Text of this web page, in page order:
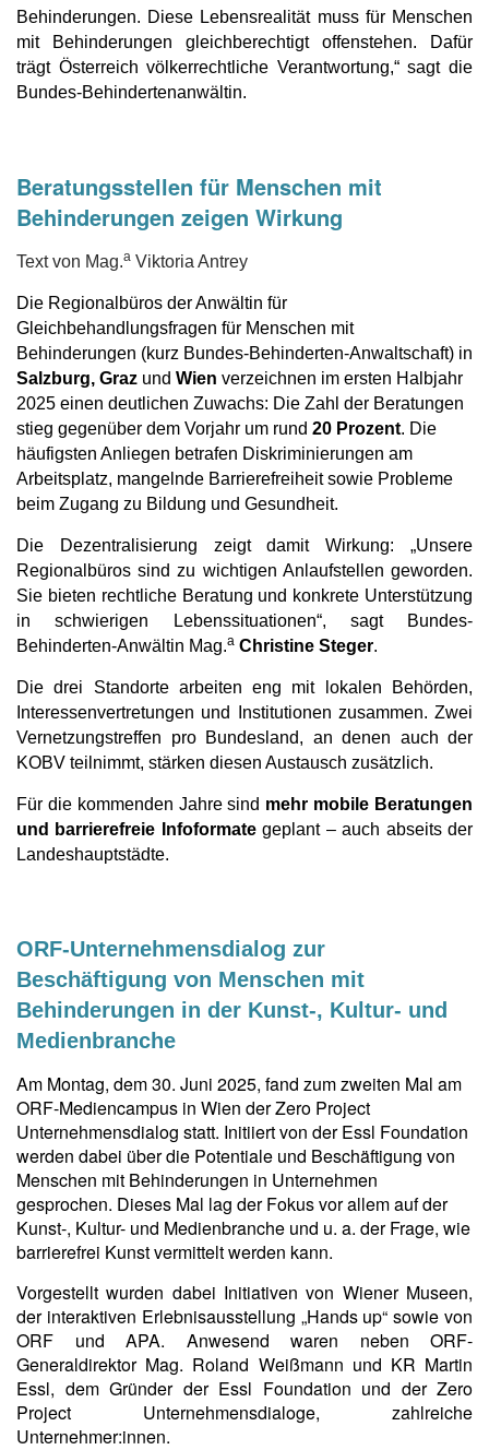
Behinderungen. Diese Lebensrealität muss für Menschen
mit Behinderungen gleichberechtigt offenstehen. Dafür
trägt Österreich völkerrechtliche Verantwortung,“ sagt die
Bundes-Behindertenanwältin.
Beratungsstellen für Menschen mit
Behinderungen zeigen Wirkung
Text von Mag.a Viktoria Antrey
Die Regionalbüros der Anwältin für
Gleichbehandlungsfragen für Menschen mit
Behinderungen (kurz Bundes-Behinderten-Anwaltschaft) in
Salzburg, Graz und Wien verzeichnen im ersten Halbjahr
2025 einen deutlichen Zuwachs: Die Zahl der Beratungen
stieg gegenüber dem Vorjahr um rund 20 Prozent. Die
häufigsten Anliegen betrafen Diskriminierungen am
Arbeitsplatz, mangelnde Barrierefreiheit sowie Probleme
beim Zugang zu Bildung und Gesundheit.
Die Dezentralisierung zeigt damit Wirkung: „Unsere
Regionalbüros sind zu wichtigen Anlaufstellen geworden.
Sie bieten rechtliche Beratung und konkrete Unterstützung
in schwierigen Lebenssituationen“, sagt Bundes-
Behinderten-Anwältin Mag.a Christine Steger.
Die drei Standorte arbeiten eng mit lokalen Behörden,
Interessenvertretungen und Institutionen zusammen. Zwei
Vernetzungstreffen pro Bundesland, an denen auch der
KOBV teilnimmt, stärken diesen Austausch zusätzlich.
Für die kommenden Jahre sind mehr mobile Beratungen
und barrierefreie Infoformategeplant – auch abseits der
Landeshauptstädte.
ORF-Unternehmensdialog zur
Beschäftigung von Menschen mit
Behinderungen in der Kunst-, Kultur- und
Medienbranche
Am Montag, dem 30. Juni 2025, fand zum zweiten Mal am
ORF-Mediencampus in Wien der Zero Project
Unternehmensdialog statt. Initiiert von der Essl Foundation
werden dabei über die Potentiale und Beschäftigung von
Menschen mit Behinderungen in Unternehmen
gesprochen. Dieses Mal lag der Fokus vor allem auf der
Kunst-, Kultur- und Medienbranche und u. a. der Frage, wie
barrierefrei Kunst vermittelt werden kann.
Vorgestellt wurden dabei Initiativen von Wiener Museen,
der interaktiven Erlebnisausstellung „Hands up“ sowie von
ORF und APA. Anwesend waren neben ORF-
Generaldirektor Mag. Roland Weißmann und KR Martin
Essl, dem Gründer der Essl Foundation und der Zero
Project Unternehmensdialoge, zahlreiche
Unternehmer:innen.